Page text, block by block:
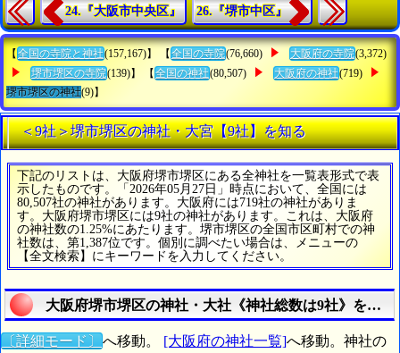
24.『大阪市中央区』 26.『堺市中区』
【 全国の寺院と神社(157,167)】 【 全国の寺院(76,660) 大阪府の寺院(3,372)
堺市堺区の寺院(139)】 【 全国の神社(80,507) 大阪府の神社(719)
堺市堺区の神社(9)】
＜9社＞堺市堺区の神社・大宮【9社】を知る
下記のリストは、大阪府堺市堺区にある全神社を一覧表形式で表
示したものです。「2026年05月27日」時点において、全国には
80,507社の神社があります。大阪府には719社の神社がありま
す。大阪府堺市堺区には9社の神社があります。これは、大阪府
の神社数の1.25%にあたります。堺市堺区の全国市区町村での神
社数は、第1,387位です。個別に調べたい場合は、メニューの
【全文検索】にキーワードを入力してください。
大阪府堺市堺区の神社・大社《神社総数は9社》を検索
〔詳細モード〕 へ移動。 [大阪府の神社一覧]へ移動。神社の